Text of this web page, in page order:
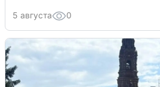
5 августа 0